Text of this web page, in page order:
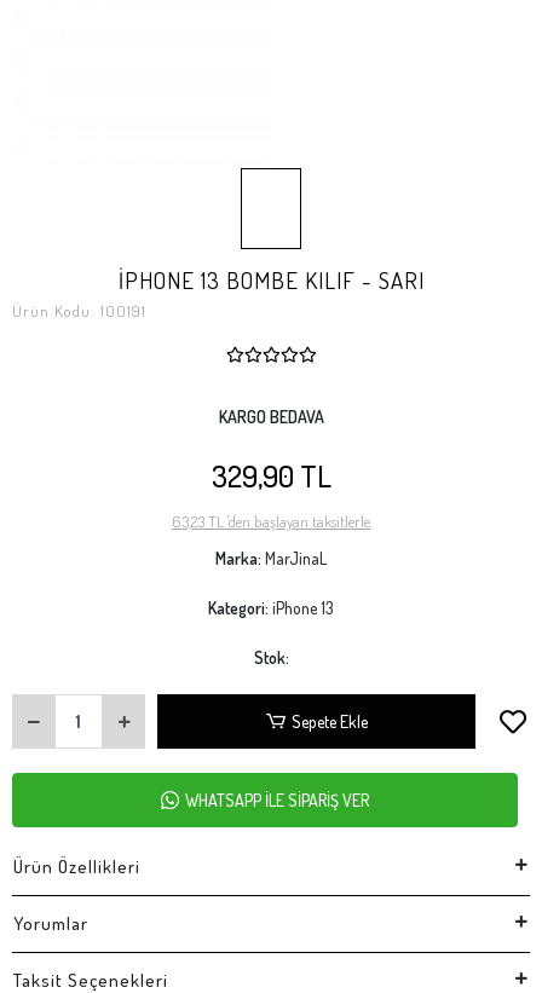
İPHONE 13 BOMBE KILIF - SARI
Ürün Kodu: 100191
KARGO BEDAVA
329,90 TL
63,23 TL 'den başlayan taksitlerle
Marka: MarJinaL
Kategori: iPhone 13
Stok:
Sepete Ekle
WHATSAPP İLE SİPARİŞ VER
Ürün Özellikleri
Yorumlar
Taksit Seçenekleri